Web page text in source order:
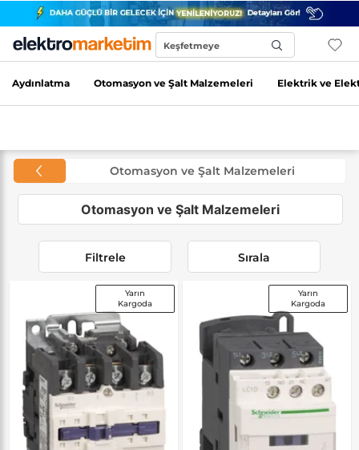
Keşfetmeye
Aydınlatma Otomasyon ve Şalt Malzemeleri Elektrik ve
Otomasyon ve Şalt Malzemeleri
Otomasyon ve Şalt Malzemeleri
Filtrele Sırala
Yarın
Kargoda
Yarın
Kargoda